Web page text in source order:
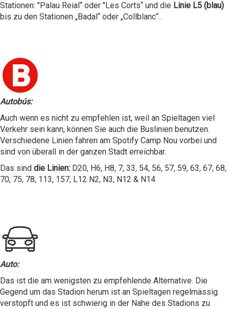
Stationen: "Palau Reial“ oder "Les Corts“ und die Linie L5 (blau)
bis zu den Stationen „Badal“ oder „Collblanc“..
Autobús:
Auch wenn es nicht zu empfehlen ist, weil an Spieltagen viel
Verkehr sein kann, können Sie auch die Buslinien benutzen.
Verschiedene Linien fahren am Spotify Camp Nou vorbei und
sind von überall in der ganzen Stadt erreichbar.
Das sind die Linien: D20, H6, H8, 7, 33, 54, 56, 57, 59, 63, 67, 68,
70, 75, 78, 113, 157, L12 N2, N3, N12 & N14
Auto:
Das ist die am wenigsten zu empfehlende Alternative. Die
Gegend um das Stadion herum ist an Spieltagen regelmässig
verstopft und es ist schwierig in der Nähe des Stadions zu